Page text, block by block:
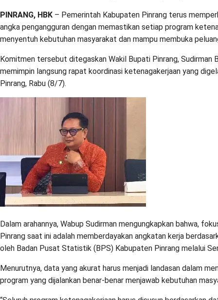
PINRANG, HBK – Pemerintah Kabupaten Pinrang terus
angka pengangguran dengan memastikan setiap program
menyentuh kebutuhan masyarakat dan mampu membuka
Komitmen tersebut ditegaskan Wakil Bupati Pinrang, Sudirman
memimpin langsung rapat koordinasi ketenagakerjaan yang
Pinrang, Rabu (8/7).
Dalam arahannya, Wabup Sudirman mengungkapkan bahwa,
Pinrang saat ini adalah memberdayakan angkatan kerja
oleh Badan Pusat Statistik (BPS) Kabupaten Pinrang melalui
Menurutnya, data yang akurat harus menjadi landasan dalam
program yang dijalankan benar-benar menjawab kebutuhan